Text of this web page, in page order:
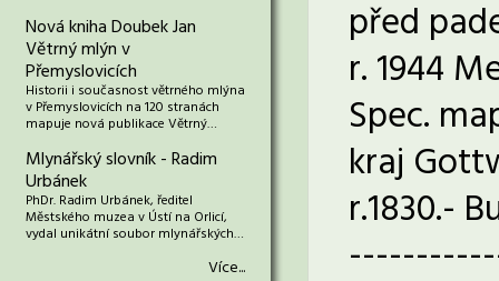
Nová kniha Doubek Jan
Větrný mlýn v
Přemyslovicích
Historii i současnost větrného mlýna
v Přemyslovicích na 120 stranách
mapuje nová publikace Větrný…
Mlynářský slovník - Radim
Urbánek
PhDr. Radim Urbánek, ředitel
Městského muzea v Ústí na Orlicí,
vydal unikátní soubor mlynářských…
Více...
před
r. 1944
Spec.
kraj
r.1830.-